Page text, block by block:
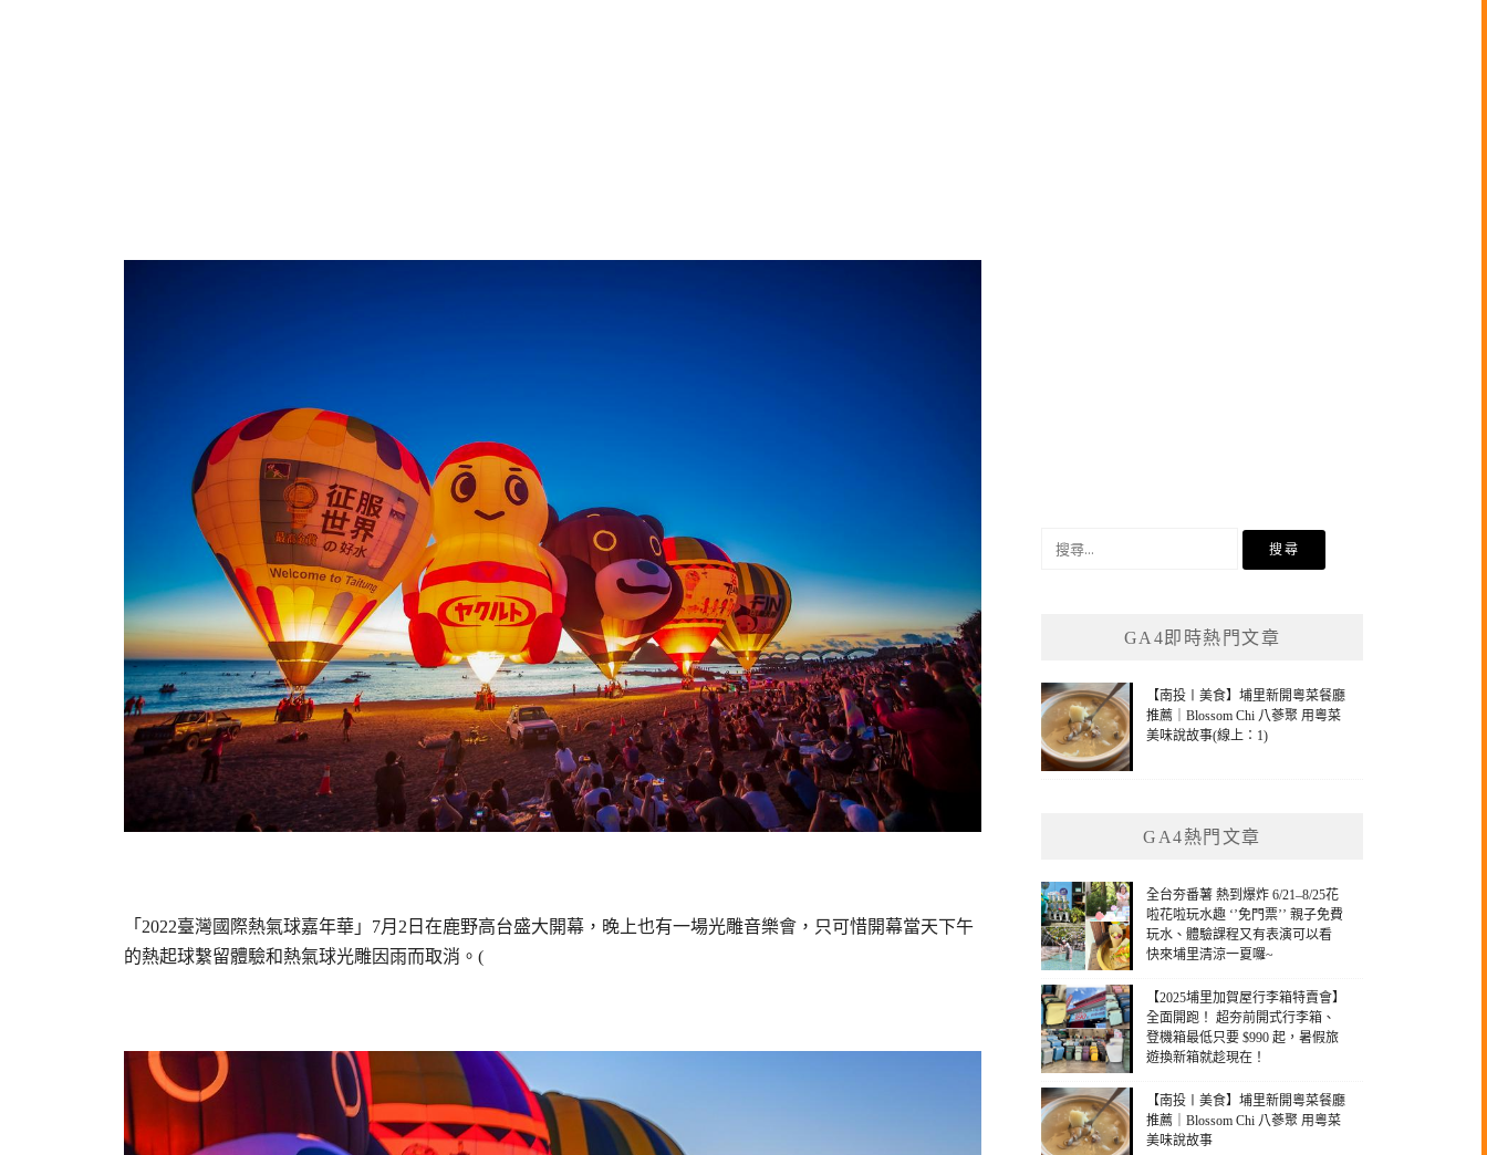
「2022臺灣國際熱氣球嘉年華」7月2日在鹿野高台盛大開幕，晚上也有一場光雕音樂會，只可惜開幕當天下午
的熱起球繫留體驗和熱氣球光雕因雨而取消。(
GA4即時熱門文章
【南投〡美食】埔里新開粵菜餐廳
推薦｜Blossom Chi 八蔘聚 用粵菜
美味說故事(線上：1)
GA4熱門文章
全台夯番薯 熱到爆炸 6/21–8/25花
啦花啦玩水趣 ‘’免門票’’ 親子免費
玩水、體驗課程又有表演可以看
快來埔里清涼一夏囉~
【2025埔里加賀屋行李箱特賣會】
全面開跑！ 超夯前開式行李箱、
登機箱最低只要 $990 起，暑假旅
遊換新箱就趁現在！
【南投〡美食】埔里新開粵菜餐廳
推薦｜Blossom Chi 八蔘聚 用粵菜
美味說故事